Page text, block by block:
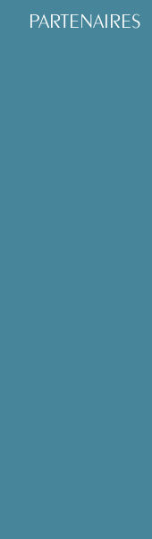
PARTENAIRES
ouverte à ses
chambres étaient
La Fondation soutien
Concerts du dimanche